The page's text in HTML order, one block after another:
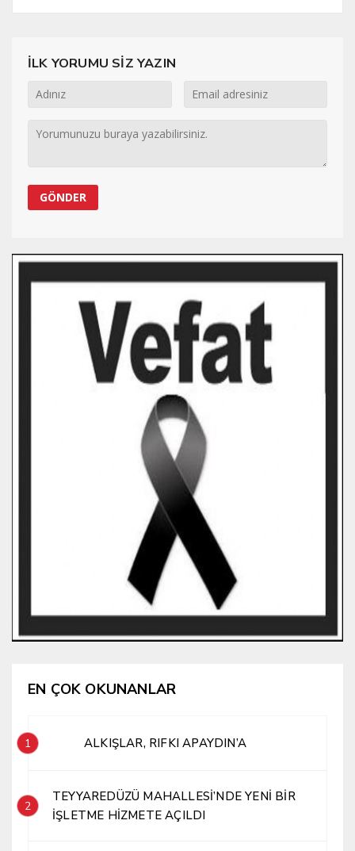
İLK YORUMU SİZ YAZIN
EN ÇOK OKUNANLAR
1 ALKIŞLAR, RIFKI APAYDIN’A
2
TEYYAREDÜZÜ MAHALLESİ’NDE YENİ BİR
İŞLETME HİZMETE AÇILDI